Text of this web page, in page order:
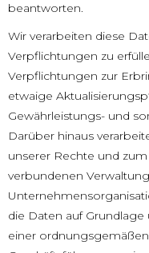
beantworten.
Wir verarbeiten diese
Verpflichtungen zu
Verpflichtungen zur
etwaige
Gewährleistungs- und
Darüber hinaus
unserer Rechte und
verbundenen
die Daten auf
einer